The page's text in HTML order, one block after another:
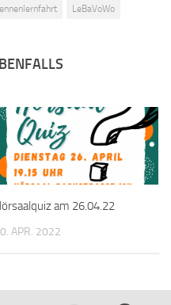
LeBaVoWo
am 26.04.22
APR. 2022